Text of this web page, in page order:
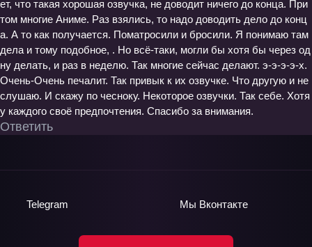
ет, что такая хорошая озвучка, не доводит ничего до конца. При
том многие Аниме. Раз взялись, то надо доводить дело до конц
а. А то как получается. Поматросили и бросили. Я понимаю там
дела и тому подобное, . Но всё-таки, могли бы хотя бы через од
ну делать, и раз в неделю. Так многие сейчас делают. э-э-э-э-х.
Очень-Очень печалит. Так привык к их озвучке. Что другую и не
слушаю. И скажу по чесноку. Некоторое озвучки. Так себе. Хотя
у каждого своё предпочтения. Спасибо за внимания.
Ответить
Telegram Мы Вконтакте